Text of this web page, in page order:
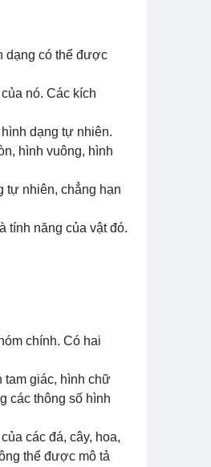
dạng có thể được
nó. Các kích
dạng tự nhiên.
hình vuông, hình
tự nhiên, chẳng hạn
tính năng của vật đó.
chính. Có hai
tam giác, hình chữ
các thông số hình
các đá, cây, hoa,
thể được mô tả